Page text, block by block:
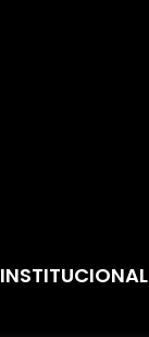
INSTITUCIONAL